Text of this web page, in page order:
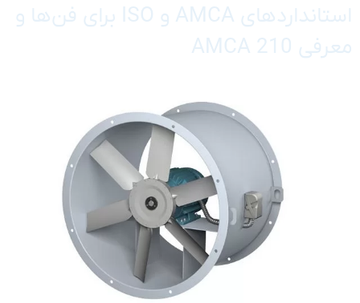
استانداردهای AMCA و ISO برای فن‌ها و
معرفی AMCA 210